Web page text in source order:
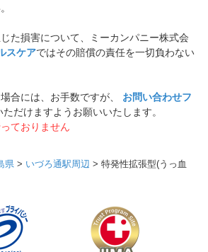
た損害について、ミーカンパニー株式会
スケアではその賠償の責任を一切負わない
合には、お手数ですが、 お問い合わせフ
だけますようお願いいたします。
ておりません
県 > いづろ通駅周辺 > 特発性拡張型(うっ血